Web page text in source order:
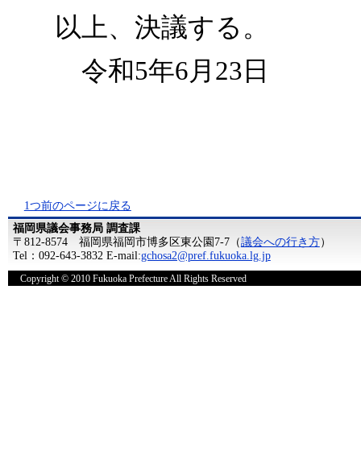
以上、決議する。
令和5年6月23日
1つ前のページに戻る
福岡県議会事務局 調査課
〒812-8574 福岡県福岡市博多区東公園7-7（議会への行き方）
Tel：092-643-3832 E-mail:gchosa2@pref.fukuoka.lg.jp
Copyright © 2010 Fukuoka Prefecture All Rights Reserved